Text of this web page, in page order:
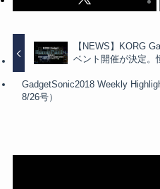
【NEWS】KORG
ベント開催が決定。
GadgetSonic2018 Weekly
8/26号）